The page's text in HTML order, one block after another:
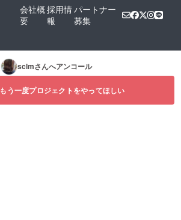
会社概
要
採用情
報
パートナー
募集
sclmさんへアンコール
もう一度プロジェクトをやってほしい